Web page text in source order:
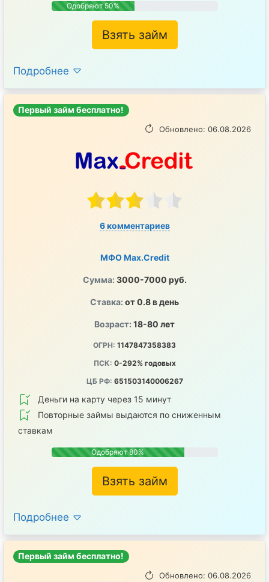
Одобряют 50%
Взять займ
Подробнее
Первый займ бесплатно!
Обновлено: 06.08.2026
6 комментариев
МФО Max.Credit
Сумма: 3000-7000 руб.
Ставка: от 0.8 в день
Возраст: 18-80 лет
ОГРН: 1147847358383
ПСК: 0-292% годовых
ЦБ РФ: 651503140006267
Деньги на карту через 15 минут
Повторные займы выдаются по сниженным
ставкам
Одобряют 80%
Взять займ
Подробнее
Первый займ бесплатно!
Обновлено: 06.08.2026